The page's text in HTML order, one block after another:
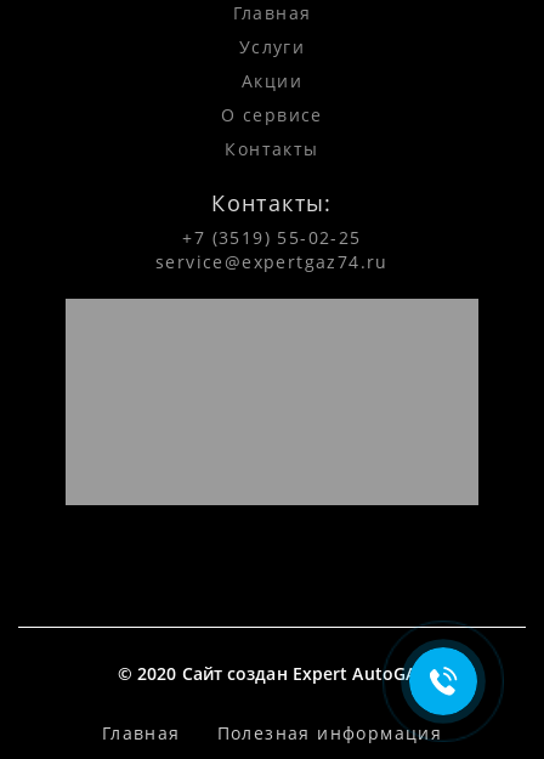
Главная
Услуги
Акции
О сервисе
Контакты
Контакты:
+7 (3519) 55-02-25
service@expertgaz74.ru
© 2020 Сайт создан Expert AutoGAS
Главная Полезная информация